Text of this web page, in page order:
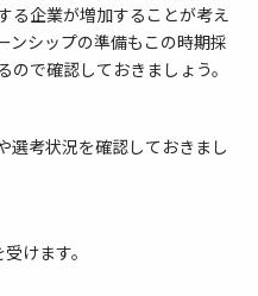
る企業が増加することが考え
ンシップの準備もこの時期採
で確認しておきましょう。
選考状況を確認しておきまし
けます。